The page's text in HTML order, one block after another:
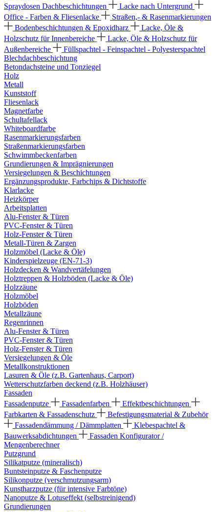
Spraydosen Dachbeschichtungen
Lacke nach Untergrund
Office - Farben & Fliesenlacke
Straßen,- & Rasenmarkierungen
Bodenbeschichtungen & Epoxidharz
Lacke, Öle &
Holzschutz für Innenbereiche
Lacke, Öle & Holzschutz für
Außenbereiche
Füllspachtel - Feinspachtel - Polyesterspachtel
Blechdachbeschichtung
Betondachsteine und Tonziegel
Holz
Metall
Kunststoff
Fliesenlack
Magnetfarbe
Schultafellack
Whiteboardfarbe
Rasenmarkierungsfarben
Straßenmarkierungsfarben
Schwimmbeckenfarben
Grundierungen & Imprägnierungen
Versiegelungen & Beschichtungen
Ergänzungsprodukte, Farbchips & Dichtstoffe
Klarlacke
Heizkörper
Arbeitsplatten
Alu-Fenster & Türen
PVC-Fenster & Türen
Holz-Fenster & Türen
Metall-Türen & Zargen
Holzmöbel (Lacke & Öle)
Kinderspielzeuge (EN-71-3)
Holzdecken & Wandvertäfelungen
Holztreppen & Holzböden (Lacke & Öle)
Holzzäune
Holzmöbel
Holzböden
Metallzäune
Regenrinnen
Alu-Fenster & Türen
PVC-Fenster & Türen
Holz-Fenster & Türen
Versiegelungen & Öle
Metallkonstruktionen
Lasuren & Öle (z.B. Gartenhaus, Carport)
Wetterschutzfarben deckend (z.B. Holzhäuser)
Fassaden
Fassadenputze
Fassadenfarben
Effektbeschichtungen
Farbkarten & Fassadenschutz
Befestigungsmaterial & Zubehör
Fassadendämmung / Dämmplatten
Klebespachtel &
Bauwerksabdichtungen
Fassaden Konfigurator /
Mengenberechner
Putzgrund
Silikatputze (mineralisch)
Buntsteinputze & Faschenputze
Silikonputze (verschmutzungsarm)
Kunstharzputze (für intensive Farbtöne)
Nanoputze & Lotuseffekt (selbstreinigend)
Grundierungen